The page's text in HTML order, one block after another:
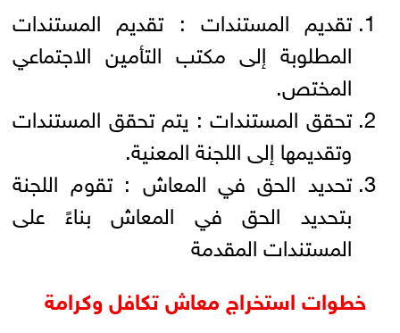
تقديم المستندات : تقديم المستندات
المطلوبة إلى مكتب التأمين الاجتماعي
المختص.
تحقق المستندات : يتم تحقق المستندات
وتقديمها إلى اللجنة المعنية.
تحديد الحق في المعاش : تقوم اللجنة
بتحديد الحق في المعاش بناءً على
المستندات المقدمة
خطوات استخراج معاش تكافل وكرامة